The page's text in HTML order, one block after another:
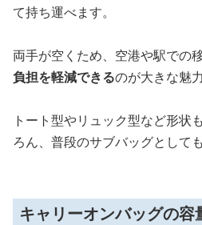
て持ち運べます。
両手が空くため、空港や駅での
負担を軽減できるのが大きな魅力
トート型やリュック型など形状
ろん、普段のサブバッグとして
キャリーオンバッグの